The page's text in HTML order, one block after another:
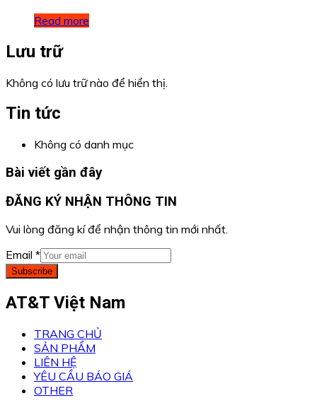
Read more
Lưu trữ
Không có lưu trữ nào để hiển thị.
Tin tức
Không có danh mục
Bài viết gần đây
ĐĂNG KÝ NHẬN THÔNG TIN
Vui lòng đăng kí để nhận thông tin mới nhất.
Email *
Subscribe
AT&T Việt Nam
TRANG CHỦ
SẢN PHẨM
LIÊN HỆ
YÊU CẦU BÁO GIÁ
OTHER